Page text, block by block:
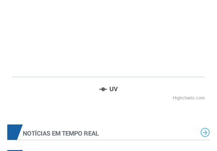
UV
Highcharts.com
NOTÍCIAS EM TEMPO REAL